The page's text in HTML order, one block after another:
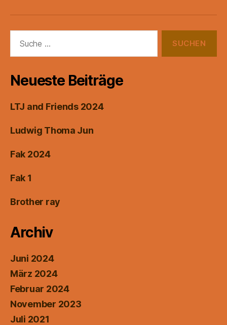
nach:
Neueste Beiträge
LTJ and Friends 2024
Ludwig Thoma Jun
Fak 2024
Fak 1
Brother ray
Archiv
Juni 2024
März 2024
Februar 2024
November 2023
Juli 2021